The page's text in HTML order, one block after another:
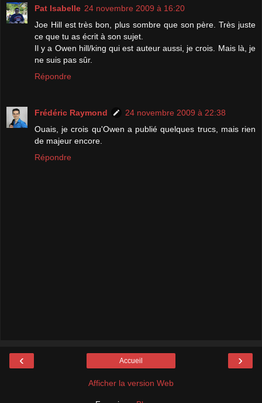
Pat Isabelle 24 novembre 2009 à 16:20
Joe Hill est très bon, plus sombre que son père. Très juste
ce que tu as écrit à son sujet.
Il y a Owen hill/king qui est auteur aussi, je crois. Mais là, je
ne suis pas sûr.
Répondre
Frédéric Raymond
24 novembre 2009 à 22:38
Ouais, je crois qu'Owen a publié quelques trucs, mais rien
de majeur encore.
Répondre
‹ ›
Accueil
Afficher la version Web